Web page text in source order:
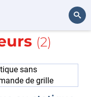
Rechercher
sur
(2)